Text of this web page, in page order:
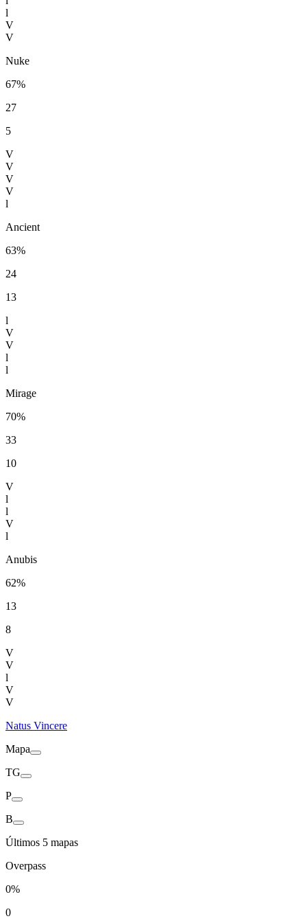
l
V
V
Nuke
67%
27
5
V
V
V
V
l
Ancient
63%
24
13
l
V
V
l
l
Mirage
70%
33
10
V
l
l
V
l
Anubis
62%
13
8
V
V
l
V
V
Natus Vincere
Mapa
TG
P
B
Últimos 5 mapas
Overpass
0%
0